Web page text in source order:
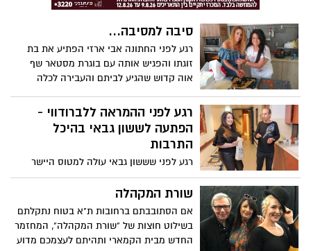
סיבה למסיבה...
רגע לפני החתונה אבי ארזי הפתיע את בת
זוגתו והפגיש אותה עם בוגרת מסטאר שף
אוה קדוש שהגיע לביתם והעבירה לכלה
ומאפים ייחודים
רגע לפני ההמראה ללברודווי -
הפתעה לששון גבאי בהיכל
התרבות
רגע לפני שששון גבאי עולה למטוס היישר
לברודווי – בניו יורק להופיע במחזמר" ביקור
התזמורת " ולעשות היסטוריה הפתיעה טלי
צ'רנר, מנהלת חטיבת תרבות ומנהלת ההיכל
בראשון לציון את כוכב "פולישוק"
שורת המקהלה
אם הסתובבתם ברחובות ת"א בטוח נתקלתם
בשילוט חוצות של "שורת המקהלה", המחזמר
החדש מבית הקמארי ותהיתם לעצמכם מדוע